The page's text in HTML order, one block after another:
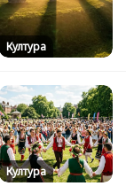
Култура
Култура